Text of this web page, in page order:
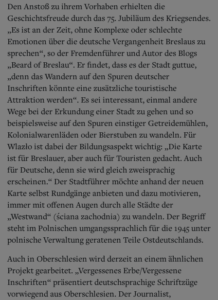
Den Anstoß zu ihrem Vorhaben erhielten die
Geschichtsfreude durch das 75. Jubiläum des Kriegsendes.
„Es ist an der Zeit, ohne Komplexe oder schlechte
Emotionen über die deutsche Vergangenheit Breslaus zu
sprechen“, so der Fremdenführer und Autor des Blogs
„Beard of Breslau“. Er findet, dass es der Stadt guttue,
„denn das Wandern auf den Spuren deutscher
Inschriften könnte eine zusätzliche touristische
Attraktion werden“. Es sei interessant, einmal andere
Wege bei der Erkundung einer Stadt zu gehen und so
beispielsweise auf den Spuren einstiger Getreidemühlen,
Kolonialwarenläden oder Bierstuben zu wandeln. Für
Wlazło ist dabei der Bildungsaspekt wichtig: „Die Karte
ist für Breslauer, aber auch für Touristen gedacht. Auch
für Deutsche, denn sie wird gleich zweisprachig
erscheinen.“ Der Stadtführer möchte anhand der neuen
Karte selbst Rundgänge anbieten und dazu motivieren,
immer mit offenen Augen durch alle Städte der
„Westwand“ (ściana zachodnia) zu wandeln. Der Begriff
steht im Polnischen umgangssprachlich für die 1945 unter
polnische Verwaltung geratenen Teile Ostdeutschlands.
Auch in Oberschlesien wird derzeit an einem ähnlichen
Projekt gearbeitet. „Vergessenes Erbe/Vergessene
Inschriften“ präsentiert deutschsprachige Schriftzüge
vorwiegend aus Oberschlesien. Der Journalist,